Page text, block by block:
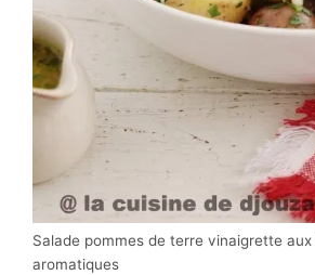
Salade pommes de terre vinaigrette
aromatiques